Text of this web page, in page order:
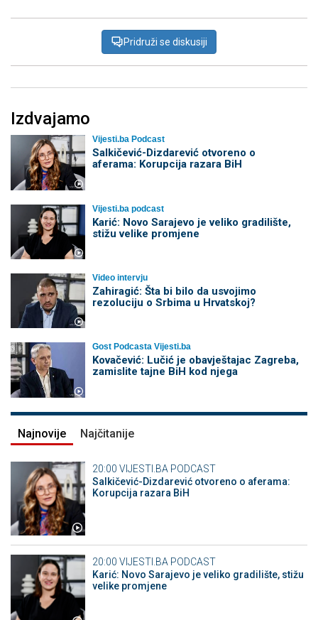
Pridruži se diskusiji
Izdvajamo
Vijesti.ba Podcast
Salkičević-Dizdarević otvoreno o
aferama: Korupcija razara BiH
Vijesti.ba podcast
Karić: Novo Sarajevo je veliko gradilište,
stižu velike promjene
Video intervju
Zahiragić: Šta bi bilo da usvojimo
rezoluciju o Srbima u Hrvatskoj?
Gost Podcasta Vijesti.ba
Kovačević: Lučić je obavještajac Zagreba,
zamislite tajne BiH kod njega
Najnovije Najčitanije
20:00 VIJESTI.BA PODCAST
Salkičević-Dizdarević otvoreno o aferama:
Korupcija razara BiH
20:00 VIJESTI.BA PODCAST
Karić: Novo Sarajevo je veliko gradilište, stižu
velike promjene